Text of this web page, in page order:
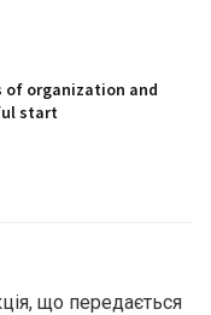
of organization and
start
що передається